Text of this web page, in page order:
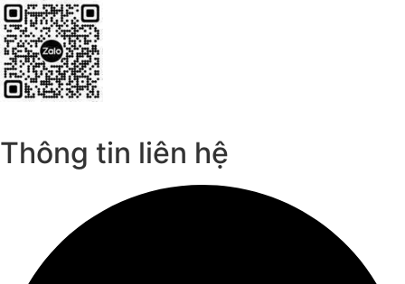
Thông tin liên hệ